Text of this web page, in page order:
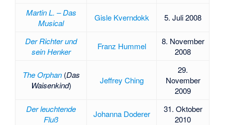
Martin L. – Das
Musical
Gisle Kverndokk 5. Juli 2008
Der Richter und
sein Henker
Franz Hummel
8. November
2008
The Orphan(Das
Waisenkind) Jeffrey Ching
29.
November
2009
Der leuchtende
Fluß
Johanna Doderer
31. Oktober
2010